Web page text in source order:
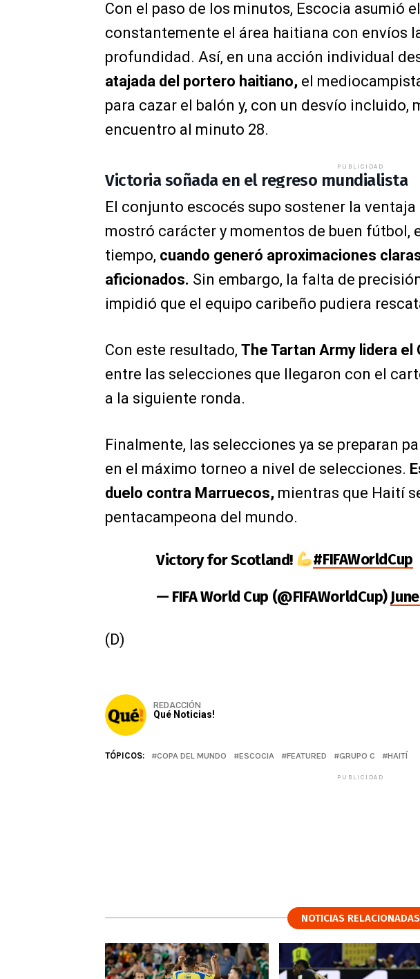
Con el paso de los minutos, Escocia asumió
constantemente el área haitiana con envíos
profundidad. Así, en una acción individual
atajada del portero haitiano, el
para cazar el balón y, con un desvío incluido,
encuentro al minuto 28.
PUBLICIDAD
Victoria soñada en el regreso mundialista
El conjunto escocés supo sostener la
mostró carácter y momentos de buen fútbol,
tiempo, cuando generó aproximaciones
aficionados. Sin embargo, la falta de
impidió que el equipo caribeño pudiera
Con este resultado, The Tartan Army lidera el
entre las selecciones que llegaron con el
a la siguiente ronda.
Finalmente, las selecciones ya se preparan
en el máximo torneo a nivel de selecciones.
duelo contra Marruecos, mientras que Haití
pentacampeona del mundo.
Victory for Scotland!
#FIFAWorldCup
— FIFA World Cup (@FIFAWorldCup)
(D)
REDACCIÓN
Qué Noticias!
TÓPICOS: COPA DEL MUNDO ESCOCIA FEATURED GRUPO C HAITÍ
PUBLICIDAD
NOTICIAS RELACIONADAS